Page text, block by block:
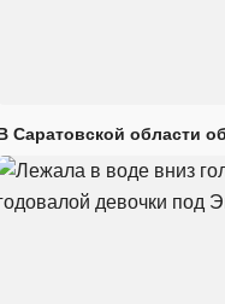
Саратовской области